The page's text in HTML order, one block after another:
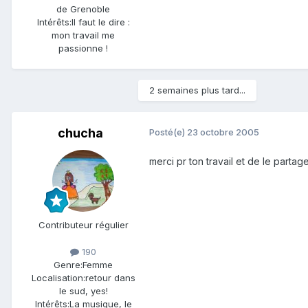
de Grenoble
Intérêts:Il faut le dire :
mon travail me
passionne !
2 semaines plus tard...
chucha
Contributeur régulier
190
Genre:Femme
Localisation:retour dans
le sud, yes!
Intérêts:La musique, le
Posté(e) 23 octobre 2005
merci pr ton travail et de le